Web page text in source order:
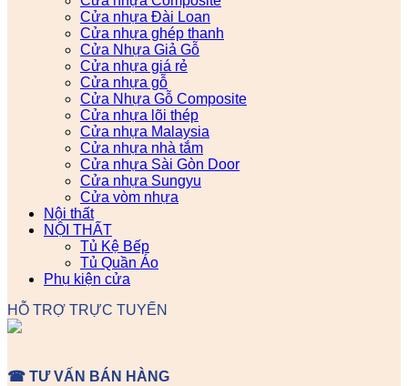
Cửa nhựa Đài Loan
Cửa nhựa ghép thanh
Cửa Nhựa Giả Gỗ
Cửa nhựa giá rẻ
Cửa nhựa gỗ
Cửa Nhựa Gỗ Composite
Cửa nhựa lõi thép
Cửa nhựa Malaysia
Cửa nhựa nhà tắm
Cửa nhựa Sài Gòn Door
Cửa nhựa Sungyu
Cửa vòm nhựa
Nội thất
NỘI THẤT
Tủ Kệ Bếp
Tủ Quần Áo
Phụ kiện cửa
HỖ TRỢ TRỰC TUYẾN
☎ TƯ VẤN BÁN HÀNG